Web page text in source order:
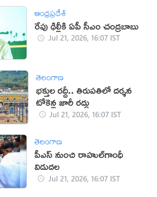
ఆంధ్రప్రదేశ్
రేపు ఢిల్లీకి ఏపీ సీఎం చంద్రబాబు
Jul 21, 2026, 16:07 IST
తెలంగాణ
భక్తుల రద్దీ.. తిరుపతిలో దర్శన
టోకెన్ల జారీ రద్దు
Jul 21, 2026, 16:07 IST
తెలంగాణ
పీఎస్‌ నుంచి రాహుల్‌గాంధీ
విడుదల
Jul 21, 2026, 16:07 IST